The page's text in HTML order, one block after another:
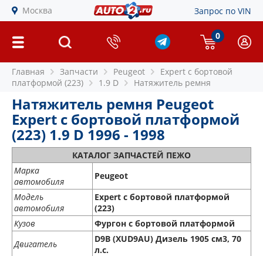
Москва Запрос по VIN
0
Главная Запчасти Peugeot
Expert c бортовой
платформой (223)
1.9 D Натяжитель ремня
Натяжитель ремня Peugeot
Expert c бортовой платформой
(223) 1.9 D 1996 - 1998
КАТАЛОГ ЗАПЧАСТЕЙ ПЕЖО
Марка
автомобиля
Peugeot
Модель
автомобиля
Expert c бортовой платформой
(223)
Кузов
Фургон с бортовой платформой
Двигатель
D9B (XUD9AU) Дизель 1905 см3, 70
л.с.